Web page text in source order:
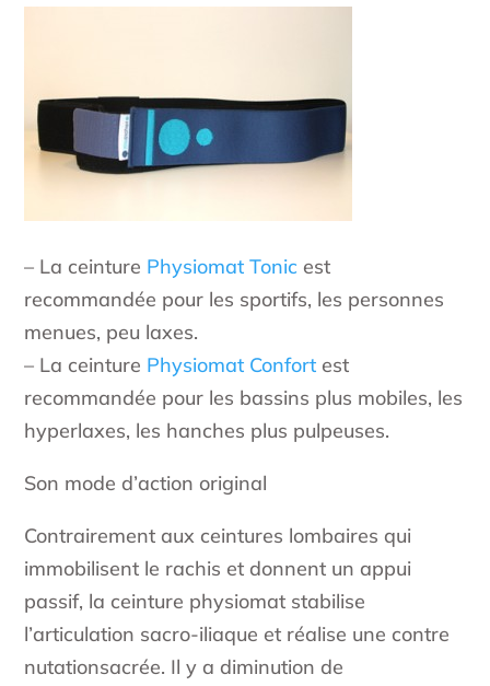
– La ceinture Physiomat Tonic est
recommandée pour les sportifs, les personnes
menues, peu laxes.
– La ceinture Physiomat Confort est
recommandée pour les bassins plus mobiles, les
hyperlaxes, les hanches plus pulpeuses.
Son mode d’action original
Contrairement aux ceintures lombaires qui
immobilisent le rachis et donnent un appui
passif, la ceinture physiomat stabilise
l’articulation sacro-iliaque et réalise une contre
nutationsacrée. Il y a diminution de